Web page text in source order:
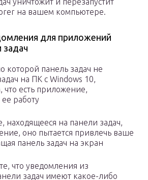
на вашем компьютере.
для приложений
задач
которой панель задач не
на ПК с Windows 10,
что есть приложение,
работу
находящееся на панели задач,
оно пытается привлечь ваше
панель задач на экран
что уведомления из
задач имеют какое-либо